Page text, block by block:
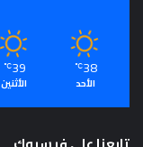
38
℃
الأحد
39
℃
الأثنين